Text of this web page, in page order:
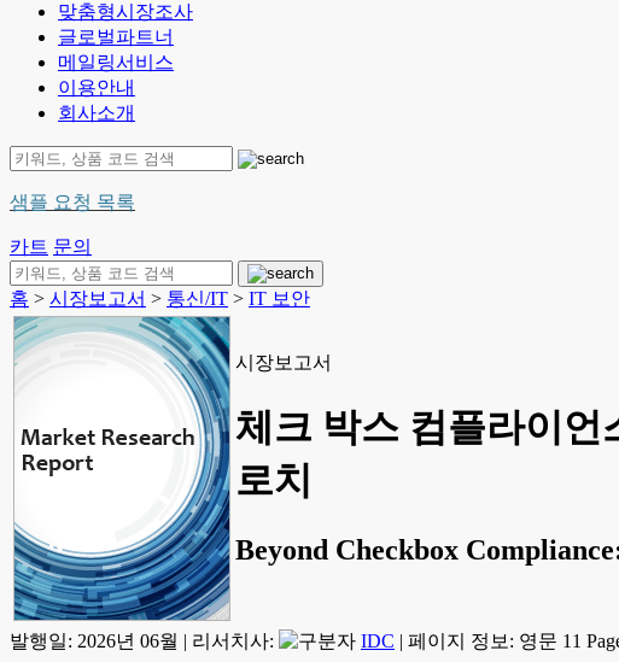
맞춤형시장조사
글로벌파트너
메일링서비스
이용안내
회사소개
샘플 요청 목록
카트 문의
홈 > 시장보고서 > 통신/IT > IT 보안
시장보고서
체크 박스 컴플라이언
로치
Beyond Checkbox
발행일: 2026년 06월 | 리서치사: IDC | 페이지 정보: 영문 11